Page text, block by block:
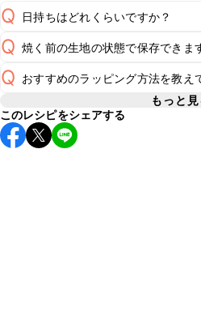
Q 日持ちはどれくらいですか？
A 常温保存で2~3日が目安です。な
Q 焼く前の生地の状態で保存できま
焼く前の生地の保存期間は冷蔵で
です。冷凍保存した場合は冷蔵庫
Q おすすめのラッピング方法を教え
A こちら
もっと見
このレシピをシェアする